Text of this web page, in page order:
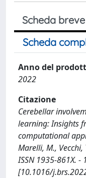
Scheda breve
Scheda
Anno del
2022
Citazione
Cerebellar
learning: Insights
computational
Marelli, M., Vecchi,
ISSN 1935-861X.
[10.1016/